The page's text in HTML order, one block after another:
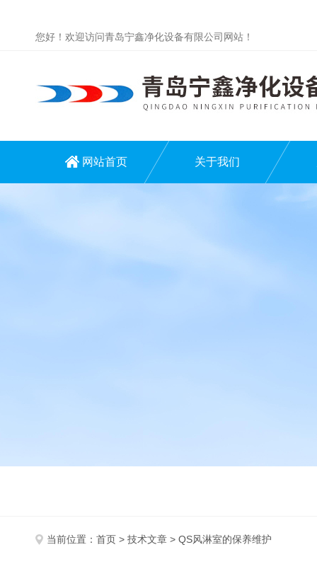
您好！欢迎访问青岛宁鑫净化设备有限公司网站！
网站首页 关于我们
当前位置： 首页 > 技术文章 > QS风淋室的保养维护